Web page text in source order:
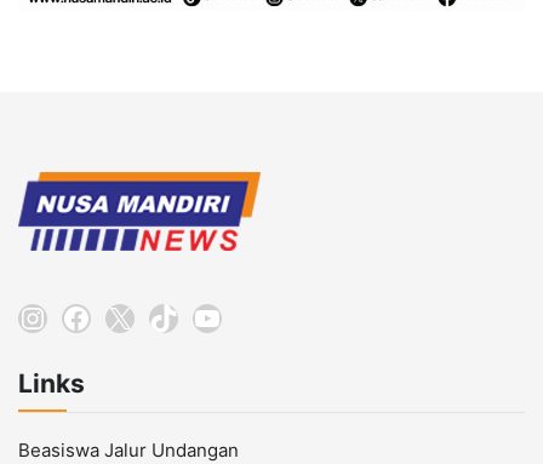
Instagram
Facebook
X TikTokYouTube
Links
Beasiswa Jalur Undangan